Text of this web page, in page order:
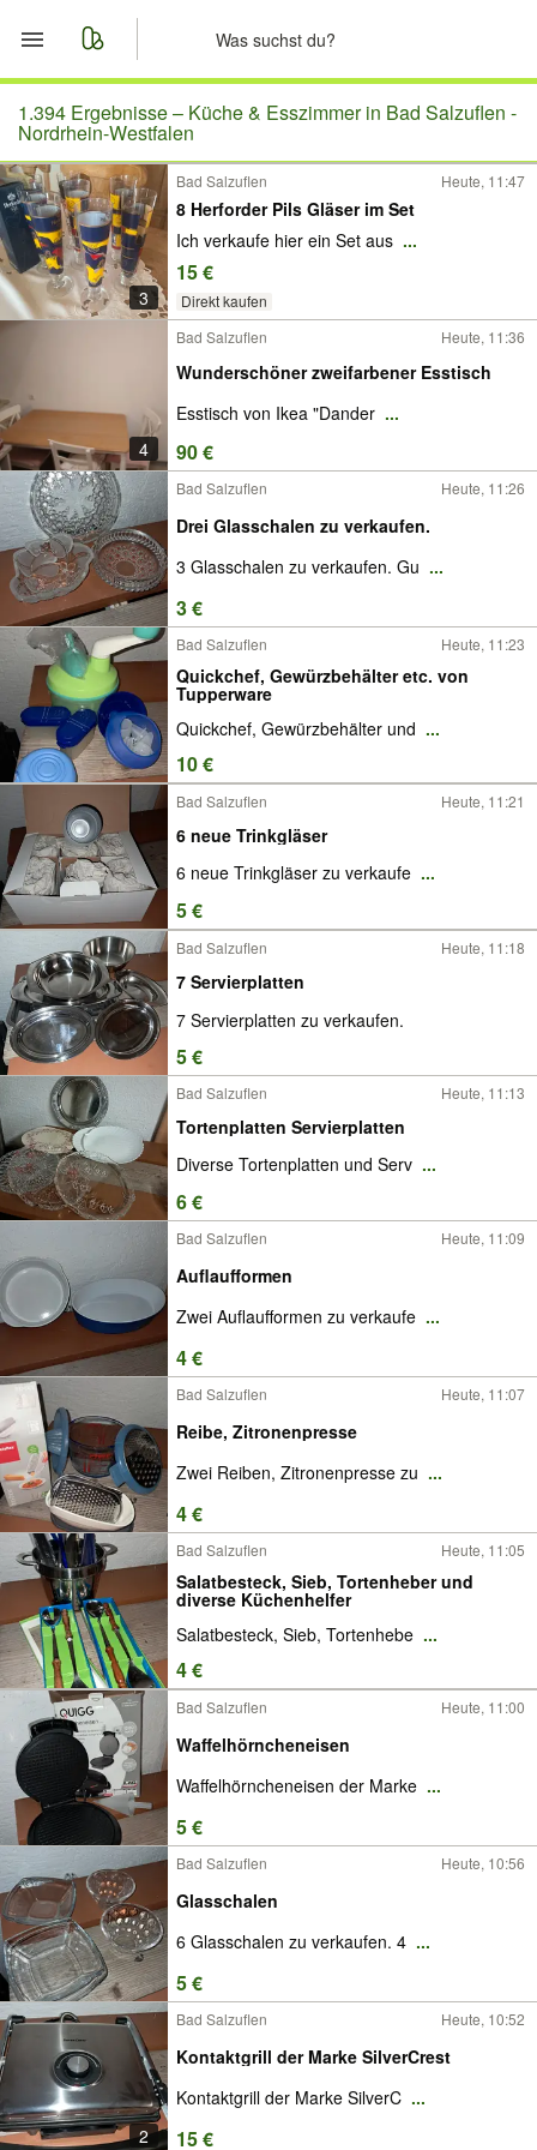
Start
Merkliste
Nachrichten
Anzeige aufgeben
1.394 Ergebnisse – Küche & Esszimmer in Bad Salzuflen -
Nordrhein-Westfalen
3
Bad Salzuflen Heute, 11:47
8 Herforder Pils Gläser im Set
Ich verkaufe hier ein Set aus ...
15 €
Direkt kaufen
4
Bad Salzuflen Heute, 11:36
Wunderschöner zweifarbener Esstisch
Esstisch von Ikea "Dander ...
90 €
Bad Salzuflen Heute, 11:26
Drei Glasschalen zu verkaufen.
3 Glasschalen zu verkaufen. Gu ...
3 €
Bad Salzuflen Heute, 11:23
Quickchef, Gewürzbehälter etc. von
Tupperware
Quickchef, Gewürzbehälter und ...
10 €
Bad Salzuflen Heute, 11:21
6 neue Trinkgläser
6 neue Trinkgläser zu verkaufe ...
5 €
Bad Salzuflen Heute, 11:18
7 Servierplatten
7 Servierplatten zu verkaufen.
5 €
Bad Salzuflen Heute, 11:13
Tortenplatten Servierplatten
Diverse Tortenplatten und Serv ...
6 €
Bad Salzuflen Heute, 11:09
Auflaufformen
Zwei Auflaufformen zu verkaufe ...
4 €
Bad Salzuflen Heute, 11:07
Reibe, Zitronenpresse
Zwei Reiben, Zitronenpresse zu ...
4 €
Bad Salzuflen Heute, 11:05
Salatbesteck, Sieb, Tortenheber und
diverse Küchenhelfer
Salatbesteck, Sieb, Tortenhebe ...
4 €
Bad Salzuflen Heute, 11:00
Waffelhörncheneisen
Waffelhörncheneisen der Marke ...
5 €
Bad Salzuflen Heute, 10:56
Glasschalen
6 Glasschalen zu verkaufen. 4 ...
5 €
2
Bad Salzuflen Heute, 10:52
Kontaktgrill der Marke SilverCrest
Kontaktgrill der Marke SilverC ...
15 €